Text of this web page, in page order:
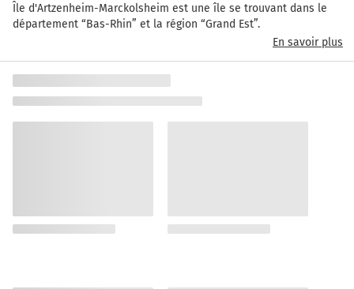
Île d'Artzenheim-Marckolsheim est une île se trouvant dans le
département “Bas-Rhin” et la région “Grand Est”.
En savoir plus